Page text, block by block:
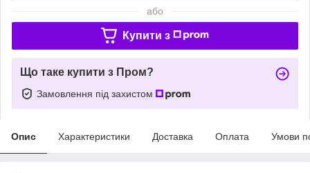
або
Купити з
Що таке купити з Пром?
Замовлення під захистом
Опис Характеристики Доставка Оплата Умови